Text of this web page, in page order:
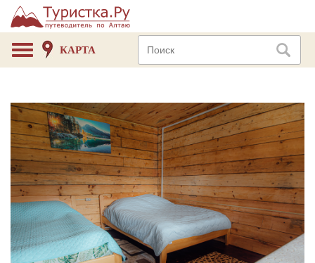
КАРТА